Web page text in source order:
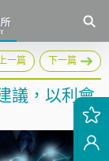
一篇 下一篇
議，以利會